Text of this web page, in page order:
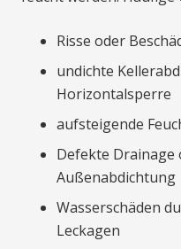
Risse oder
undichte
Horizontalsperre
aufsteigende
Defekte Drainage
Außenabdichtung
Wasserschäden
Leckagen